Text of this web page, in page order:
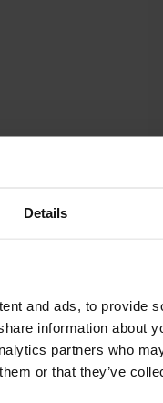
Details
and ads, to provide
information about
partners who
or that they’ve
92.522 €
zzgl. MwSt.